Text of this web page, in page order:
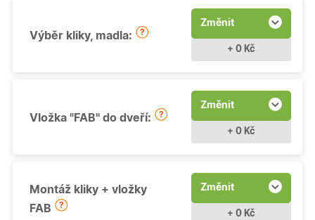
Výběr kliky, madla:
Změnit
+ 0 Kč
Vložka "FAB" do dveří:
Změnit
+ 0 Kč
Montáž kliky + vložky
FAB
Změnit
+ 0 Kč